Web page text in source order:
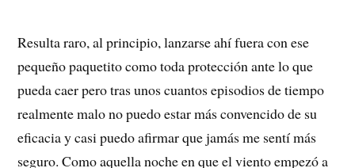
Resulta raro, al principio, lanzarse ahí fuera con ese
pequeño paquetito como toda protección ante lo que
pueda caer pero tras unos cuantos episodios de tiempo
realmente malo no puedo estar más convencido de su
eficacia y casi puedo afirmar que jamás me sentí más
seguro. Como aquella noche en que el viento empezó a